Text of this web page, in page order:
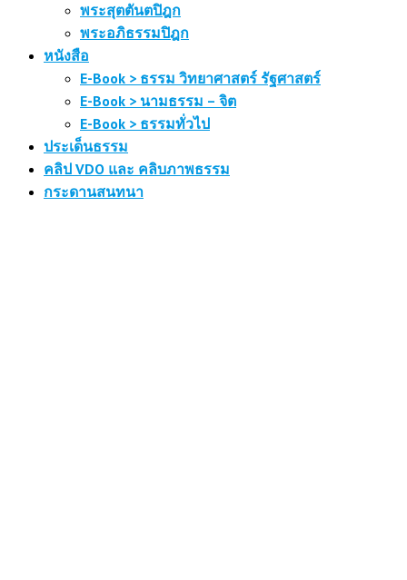
พระสุตตันตปิฎก
พระอภิธรรมปิฎก
หนังสือ
E-Book > ธรรม วิทยาศาสตร์ รัฐศาสตร์
E-Book > นามธรรม – จิต
E-Book > ธรรมทั่วไป
ประเด็นธรรม
คลิป VDO และ คลิบภาพธรรม
กระดานสนทนา